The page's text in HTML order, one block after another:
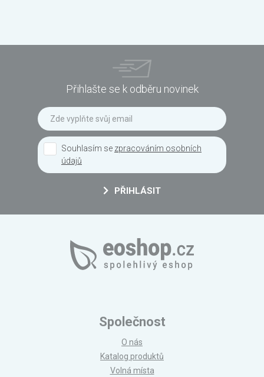
Přihlašte se k odběru novinek
Souhlasím se zpracováním osobních
údajů
PŘIHLÁSIT
Společnost
O nás
Katalog produktů
Volná místa